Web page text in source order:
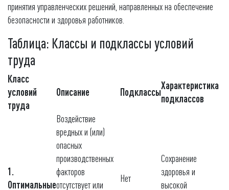
принятия управленческих решений, направленных на обеспечение
безопасности и здоровья работников.
Таблица: Классы и подклассы условий
труда
Класс
условий
труда
Описание Подклассы
Характеристика
подклассов
1.
Оптимальные
Воздействие
вредных и (или)
опасных
производственных
факторов
отсутствует или
Нет
Сохранение
здоровья и
высокой